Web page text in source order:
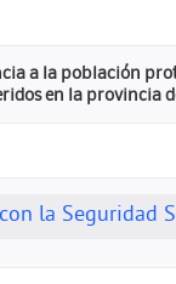
a la población
en la provincia
la Seguridad